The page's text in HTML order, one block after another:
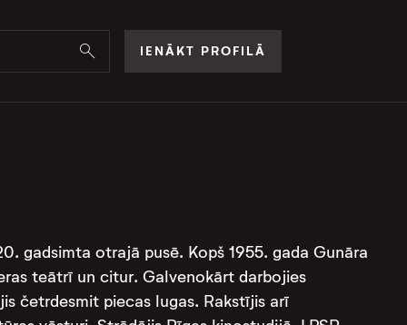
IENĀKT PROFILĀ
gadsimta otrajā pusē. Kopš 1955. gada Gunāra
teātrī un citur. Galvenokārt darbojies
četrdesmit piecas lugas. Rakstījis arī